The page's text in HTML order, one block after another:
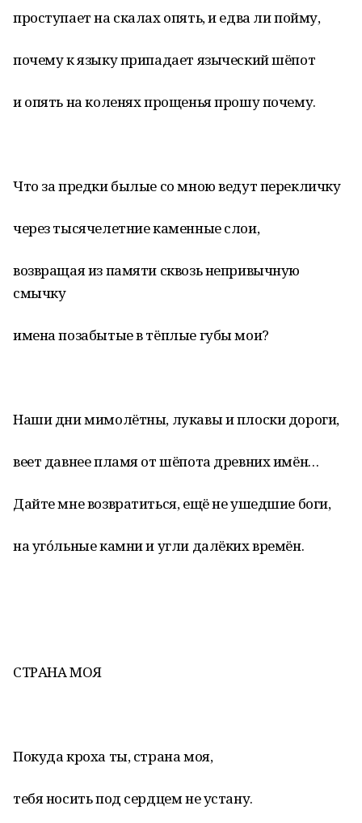
проступает на скалах опять, и едва ли пойму,
почему к языку припадает языческий шёпот
и опять на коленях прощенья прошу почему.
Что за предки былые со мною ведут перекличку
через тысячелетние каменные слои,
возвращая из памяти сквозь непривычную
смычку
имена позабытые в тёплые губы мои?
Наши дни мимолётны, лукавы и плоски дороги,
веет давнее пламя от шёпота древних имён…
Дайте мне возвратиться, ещё не ушедшие боги,
на угóльные камни и угли далёких времён.
СТРАНА МОЯ
Покуда кроха ты, страна моя,
тебя носить под сердцем не устану.